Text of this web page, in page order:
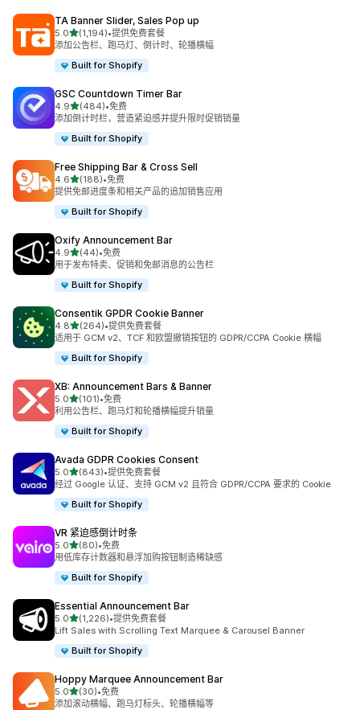
TA Banner Slider, Sales Pop up
5.0星（满分 5 星）
(1,194)
总共 1194 条评论
•提供免费套餐
添加公告栏、跑马灯、倒计时、轮播横幅
Built for Shopify
GSC Countdown Timer Bar
4.9星（满分 5 星）
(484)
总共 484 条评论
•免费
添加倒计时栏，营造紧迫感并提升限时促销销量
Built for Shopify
Free Shipping Bar & Cross Sell
4.6星（满分 5 星）
(188)
总共 188 条评论
•免费
提供免邮进度条和相关产品的追加销售应用
Built for Shopify
Oxify Announcement Bar
4.9星（满分 5 星）
(44)
总共 44 条评论
•免费
用于发布特卖、促销和免邮消息的公告栏
Built for Shopify
Consentik GPDR Cookie Banner
4.8星（满分 5 星）
(264)
总共 264 条评论
•提供免费套餐
适用于 GCM v2、TCF 和欧盟撤销按钮的 GDPR/CCPA Cookie 横幅
Built for Shopify
XB: Announcement Bars & Banner
5.0星（满分 5 星）
(101)
总共 101 条评论
•免费
利用公告栏、跑马灯和轮播横幅提升销量
Built for Shopify
Avada GDPR Cookies Consent
5.0星（满分 5 星）
(843)
总共 843 条评论
•提供免费套餐
经过 Google 认证、支持 GCM v2 且符合 GDPR/CCPA 要求的 Cookie
Built for Shopify
VR 紧迫感倒计时条
5.0星（满分 5 星）
(80)
总共 80 条评论
•免费
用低库存计数器和悬浮加购按钮制造稀缺感
Built for Shopify
Essential Announcement Bar
5.0星（满分 5 星）
(1,226)
总共 1226 条评论
•提供免费套餐
Lift Sales with Scrolling Text Marquee & Carousel Banner
Built for Shopify
Hoppy Marquee Announcement Bar
5.0星（满分 5 星）
(30)
总共 30 条评论
•免费
添加滚动横幅、跑马灯标头、轮播横幅等